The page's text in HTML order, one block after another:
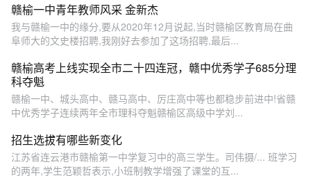
赣榆一中青年教师风采 金新杰
我与赣榆一中的缘分,要从2020年12月说起,当时赣榆区教育局在曲
阜师大的文史楼招聘,我刚好去参加了这场招聘,最后...
赣榆高考上线实现全市二十四连冠，赣中优秀学子685分理
科夺魁
赣榆一中、城头高中、赣马高中、厉庄高中等也都稳步前进中!省赣
中优秀学子连续两年全市理科夺魁赣榆区高级中学刘...
招生选拔有哪些新变化
江苏省连云港市赣榆第一中学复习中的高三学生。司伟摄/... 班学习
的两年,学生范颖哲表示,小班制教学增强了课堂的互...